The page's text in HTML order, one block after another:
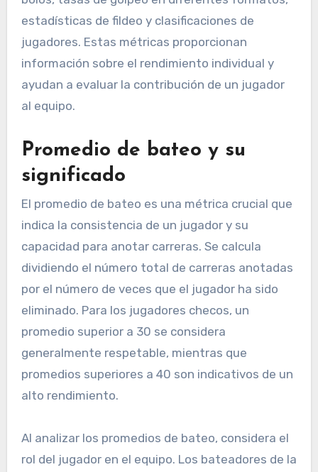
estadísticas de fildeo y clasificaciones de
jugadores. Estas métricas proporcionan
información sobre el rendimiento individual y
ayudan a evaluar la contribución de un jugador
al equipo.
Promedio de bateo y su
significado
El promedio de bateo es una métrica crucial que
indica la consistencia de un jugador y su
capacidad para anotar carreras. Se calcula
dividiendo el número total de carreras anotadas
por el número de veces que el jugador ha sido
eliminado. Para los jugadores checos, un
promedio superior a 30 se considera
generalmente respetable, mientras que
promedios superiores a 40 son indicativos de un
alto rendimiento.
Al analizar los promedios de bateo, considera el
rol del jugador en el equipo. Los bateadores de la